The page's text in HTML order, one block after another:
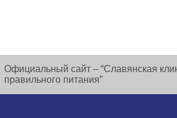
Официальный сайт – “Славянская
правильного питания”